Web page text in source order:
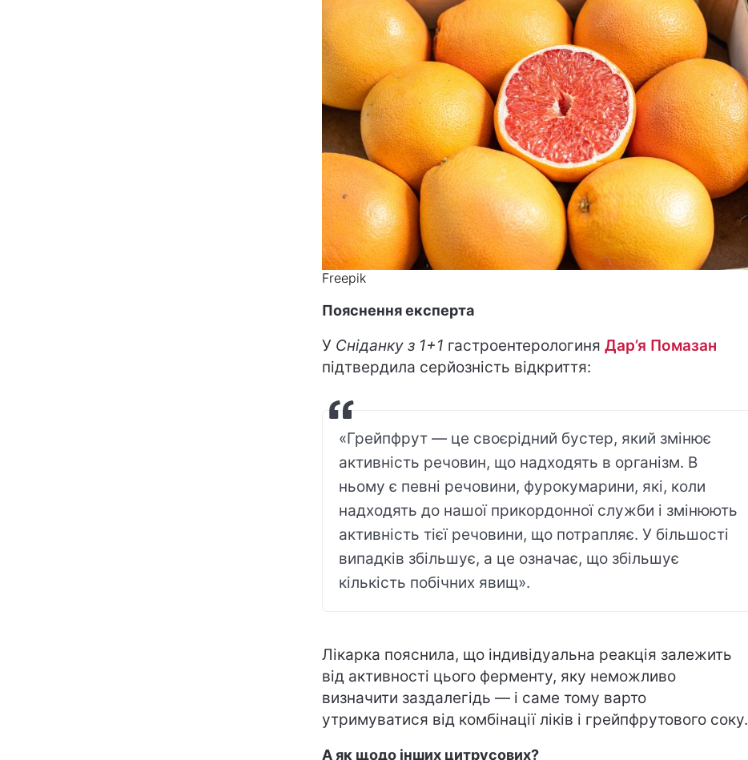
Freepik
Пояснення експерта
У Сніданку з 1+1 гастроентерологиня Дар’я Помазан
підтвердила серйозність відкриття:
«Грейпфрут — це своєрідний бустер, який змінює
активність речовин, що надходять в організм. В
ньому є певні речовини, фурокумарини, які, коли
надходять до нашої прикордонної служби і змінюють
активність тієї речовини, що потрапляє. У більшості
випадків збільшує, а це означає, що збільшує
кількість побічних явищ».
Лікарка пояснила, що індивідуальна реакція залежить
від активності цього ферменту, яку неможливо
визначити заздалегідь — і саме тому варто
утримуватися від комбінації ліків і грейпфрутового соку.
А як щодо інших цитрусових?